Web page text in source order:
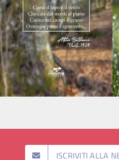
ISCRIVITI ALLA